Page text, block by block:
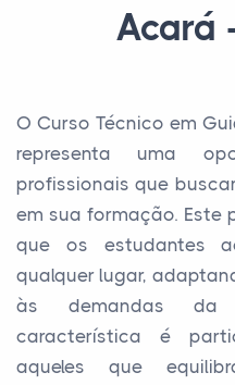
Acará
O Curso Técnico em
representa uma
profissionais que
em sua formação. Este
que os estudantes
qualquer lugar,
às demandas da
característica é
aqueles que